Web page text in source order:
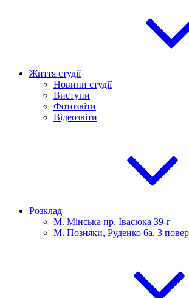
Життя студії
Новини студії
Виступи
Фотозвіти
Відеозвіти
Розклад
М. Мінська пр. Івасюка 39-г
М. Позняки, Руденко 6а, 3